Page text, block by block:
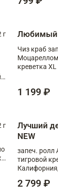
г Любимый
Чиз краб
креветка XL
1 199 ₽
г
Лучший
NEW
запеч. ролл
тигровой
запеч. ролл
2 799 ₽